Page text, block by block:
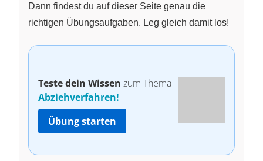
Dann findest du auf dieser Seite genau die
richtigen Übungsaufgaben. Leg gleich damit los!
Teste dein Wissen zum Thema
Abziehverfahren!
Übung starten